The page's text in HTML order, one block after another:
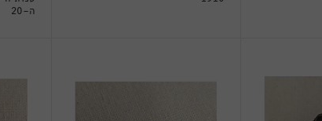
ה-20